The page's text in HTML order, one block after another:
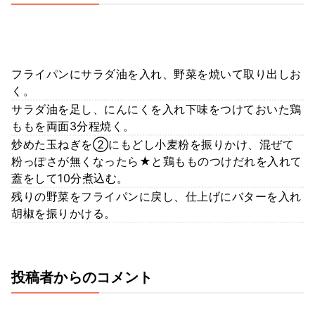
フライパンにサラダ油を入れ、野菜を焼いて取り出しお
く。
サラダ油を足し、にんにくを入れ下味をつけておいた鶏
ももを両面3分程焼く。
炒めた玉ねぎを②にもどし小麦粉を振りかけ、混ぜて
粉っぽさが無くなったら★と鶏もものつけだれを入れて
蓋をして10分煮込む。
残りの野菜をフライパンに戻し、仕上げにバターを入れ
胡椒を振りかける。
投稿者からのコメント